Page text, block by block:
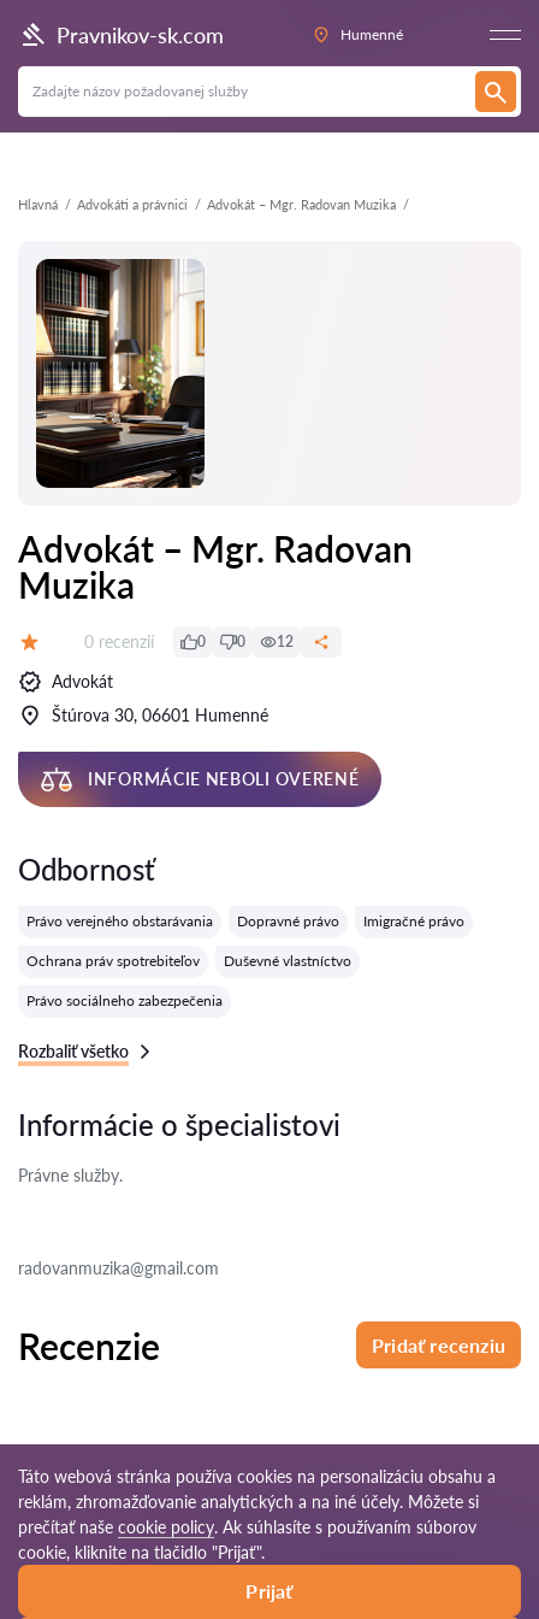
Pravnikov-sk.com Humenné
Hlavná Аdvokáti a právnici Advokát – Mgr. Radovan Muzika
Späť
Advokát – Mgr. Radovan
Muzika
Recenzií:
0 recenzií 0 0 12
Advokát
Štúrova 30, 06601 Humenné
INFORMÁCIE NEBOLI OVERENÉ
Odbornosť
Právo verejného obstarávania Dopravné právo Imigračné právo
Ochrana práv spotrebiteľov Duševné vlastníctvo
Právo sociálneho zabezpečenia
Rozbaliť všetko
Informácie o špecialistovi
Právne služby.
radovanmuzika@gmail.com
Recenzie Pridať recenziu
© 2026 Pravnikov-sk.com
stránok
Táto webová stránka používa cookies na personalizáciu obsahu a
reklám, zhromažďovanie analytických a na iné účely. Môžete si
prečítať naše cookie policy. Ak súhlasíte s používaním súborov
cookie, kliknite na tlačidlo "Prijať".
Prijať